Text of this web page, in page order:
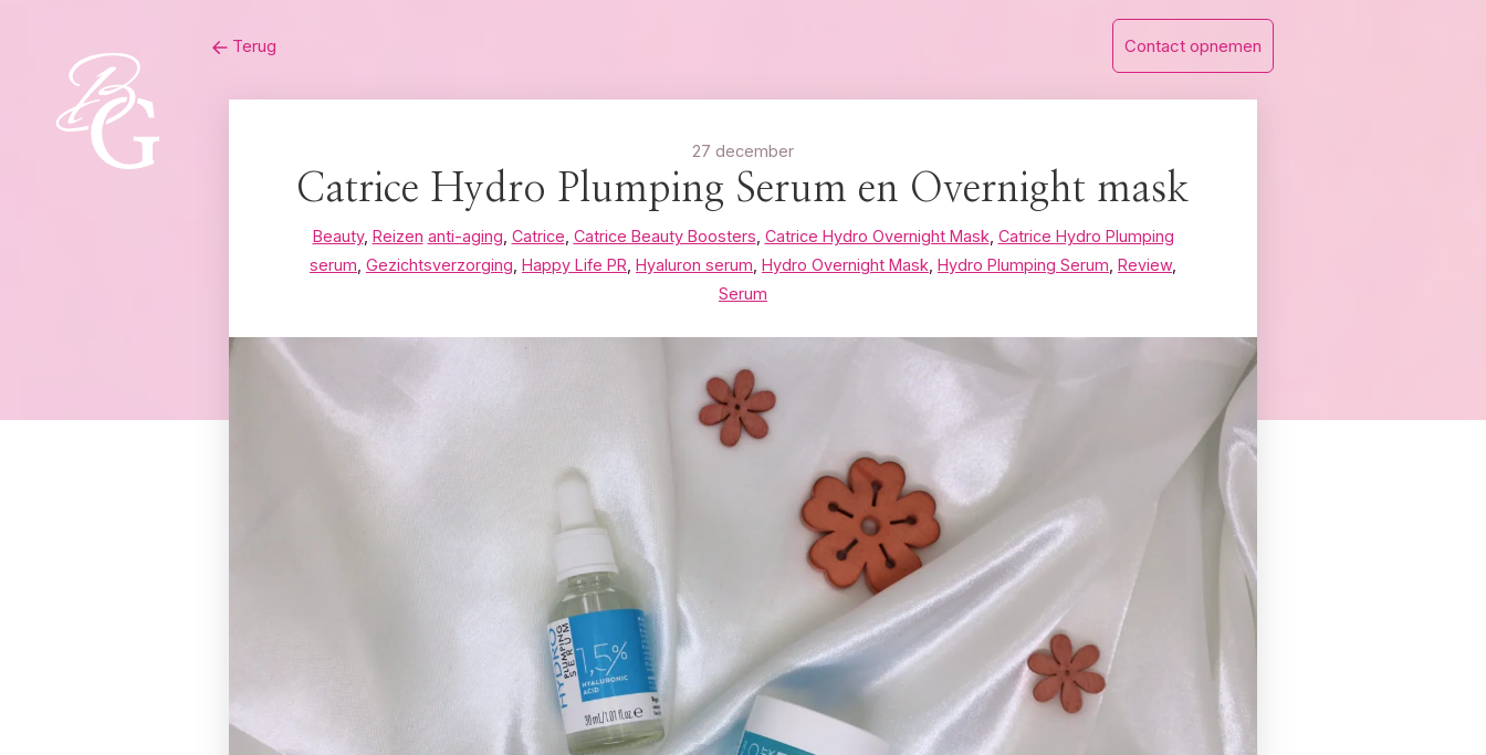
Terug Contact opnemen
27 december
Catrice Hydro Plumping Serum en Overnight mask
Beauty, Reizen anti-aging Catrice Catrice Beauty Boosters Catrice Hydro Overnight Mask Catrice Hydro Plumping
serum Gezichtsverzorging Happy Life PR Hyaluron serum Hydro Overnight Mask Hydro Plumping Serum Review,
Serum